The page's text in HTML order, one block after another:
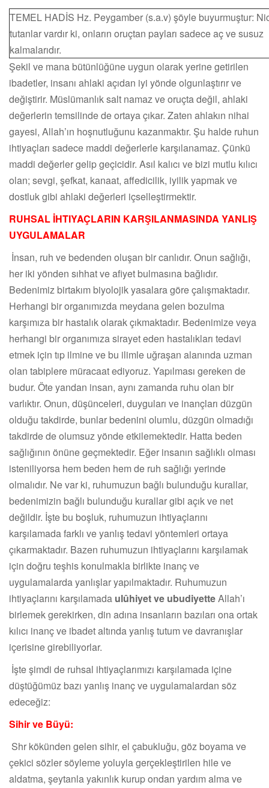
TEMEL HADİS Hz. Peygamber (s.a.v) şöyle buyurmuştur:
tutanlar vardır ki, onların oruçtan payları sadece aç ve susuz
kalmalarıdır.
Şekil ve mana bütünlüğüne uygun olarak yerine getirilen
ibadetler, insanı ahlaki açıdan iyi yönde olgunlaştırır ve
değiştirir. Müslümanlık salt namaz ve oruçta değil, ahlaki
değerlerin temsilinde de ortaya çıkar. Zaten ahlakın nihai
gayesi, Allah’ın hoşnutluğunu kazanmaktır. Şu halde ruhun
ihtiyaçları sadece maddi değerlerle karşılanamaz. Çünkü
maddi değerler gelip geçicidir. Asıl kalıcı ve bizi mutlu kılıcı
olan; sevgi, şefkat, kanaat, affedicilik, iyilik yapmak ve
dostluk gibi ahlaki değerleri içselleştirmektir.
RUHSAL İHTIYAÇLARIN KARŞILANMASINDA YANLIŞ
UYGULAMALAR
İnsan, ruh ve bedenden oluşan bir canlıdır. Onun sağlığı,
her iki yönden sıhhat ve afiyet bulmasına bağlıdır.
Bedenimiz birtakım biyolojik yasalara göre çalışmaktadır.
Herhangi bir organımızda meydana gelen bozulma
karşımıza bir hastalık olarak çıkmaktadır. Bedenimize veya
herhangi bir organımıza sirayet eden hastalıkları tedavi
etmek için tıp ilmine ve bu ilimle uğraşan alanında uzman
olan tabiplere müracaat ediyoruz. Yapılması gereken de
budur. Öte yandan insan, aynı zamanda ruhu olan bir
varlıktır. Onun, düşünceleri, duyguları ve inançları düzgün
olduğu takdirde, bunlar bedenini olumlu, düzgün olmadığı
takdirde de olumsuz yönde etkilemektedir. Hatta beden
sağlığının önüne geçmektedir. Eğer insanın sağlıklı olması
isteniliyorsa hem beden hem de ruh sağlığı yerinde
olmalıdır. Ne var ki, ruhumuzun bağlı bulunduğu kurallar,
bedenimizin bağlı bulunduğu kurallar gibi açık ve net
değildir. İşte bu boşluk, ruhumuzun ihtiyaçlarını
karşılamada farklı ve yanlış tedavi yöntemleri ortaya
çıkarmaktadır. Bazen ruhumuzun ihtiyaçlarını karşılamak
için doğru teşhis konulmakla birlikte inanç ve
uygulamalarda yanlışlar yapılmaktadır. Ruhumuzun
ihtiyaçlarını karşılamada ulûhiyet ve ubudiyetteAllah’ı
birlemek gerekirken, din adına insanların bazıları ona ortak
kılıcı inanç ve ibadet altında yanlış tutum ve davranışlar
içerisine girebiliyorlar.
İşte şimdi de ruhsal ihtiyaçlarımızı karşılamada içine
düştüğümüz bazı yanlış inanç ve uygulamalardan söz
edeceğiz:
Sihir ve Büyü:
Shr kökünden gelen sihir, el çabukluğu, göz boyama ve
çekici sözler söyleme yoluyla gerçekleştirilen hile ve
aldatma, şeytanla yakınlık kurup ondan yardım alma ve